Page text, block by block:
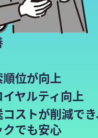
位が向上
ヤルティ向上
ストが削減で
でも安心